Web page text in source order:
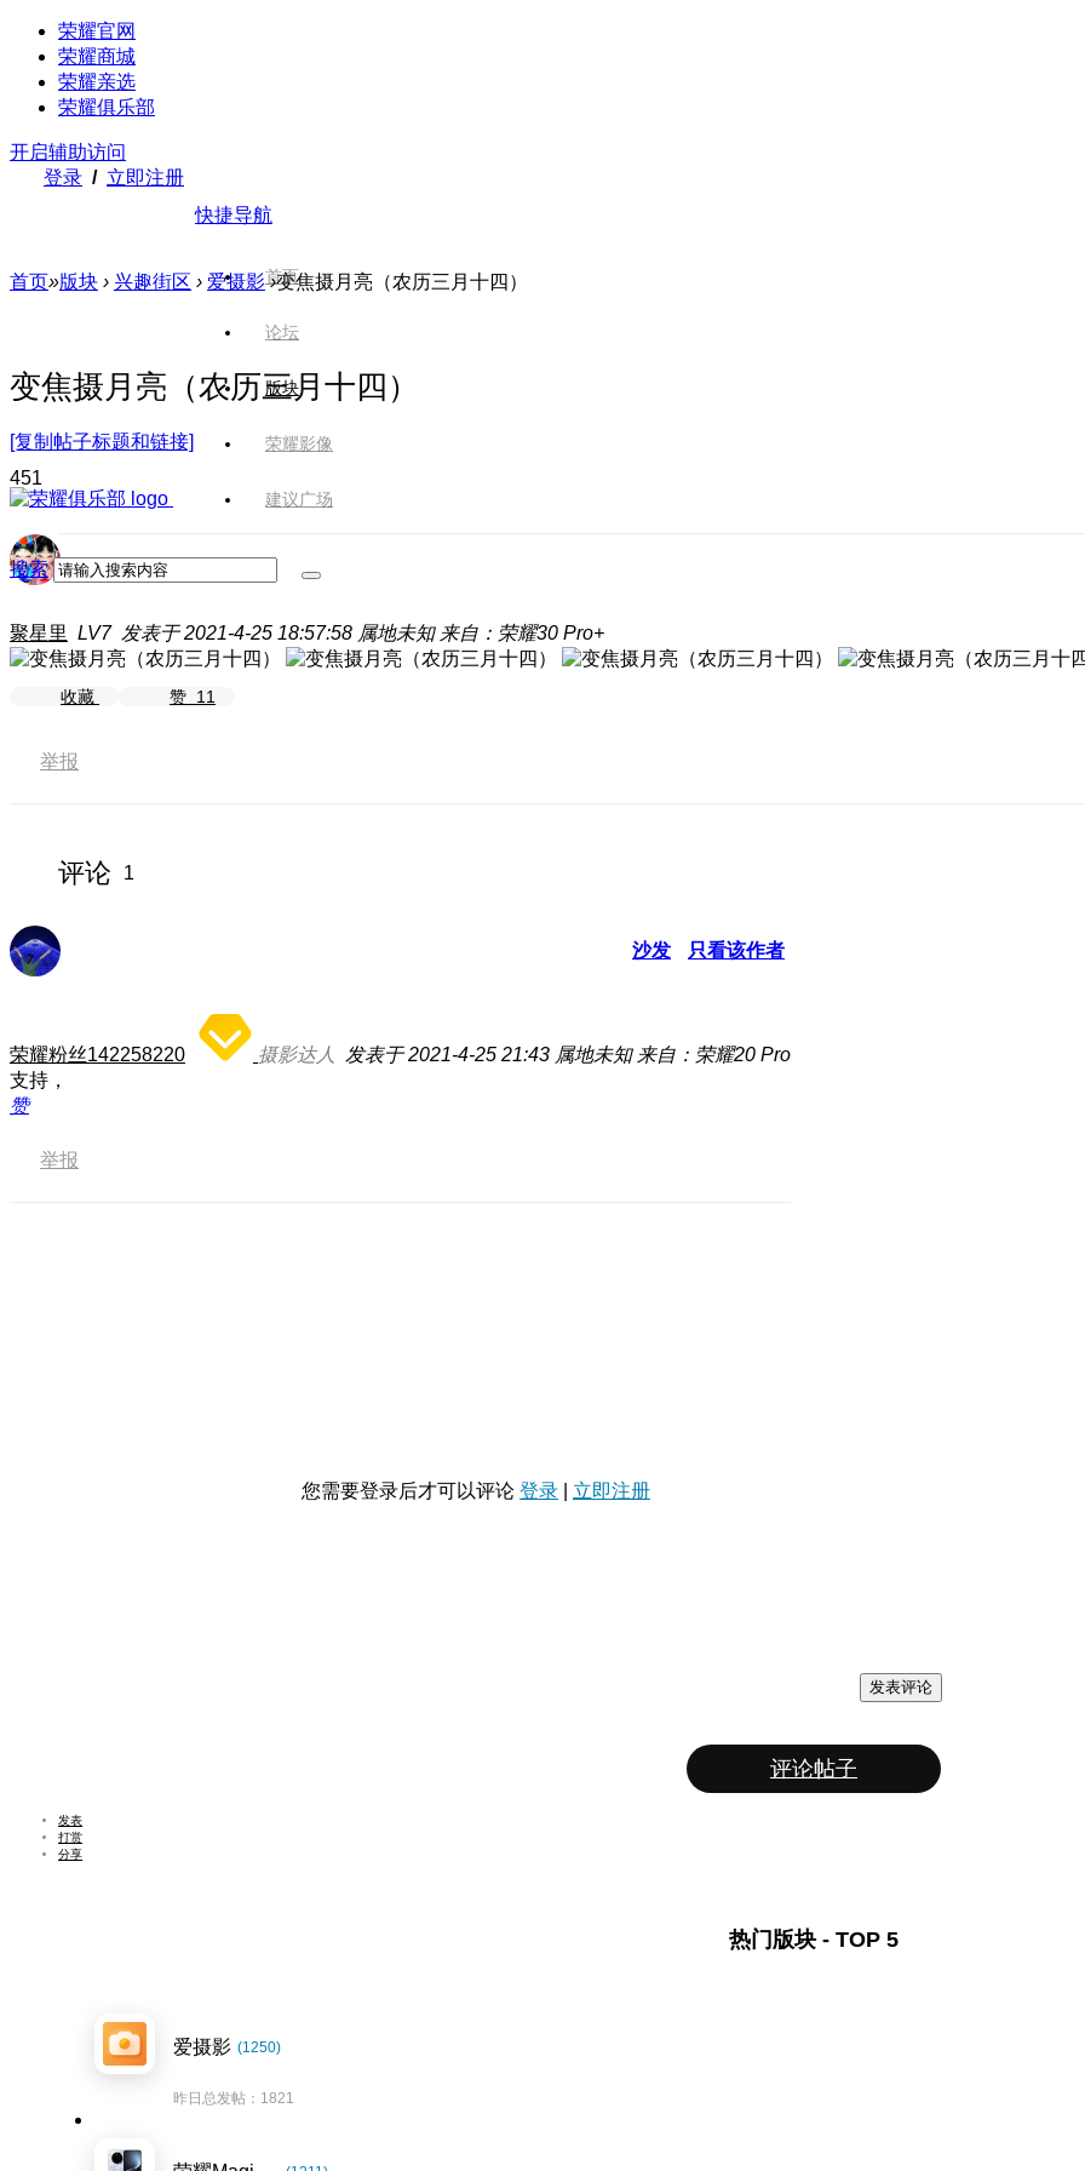
荣耀官网
荣耀商城
荣耀亲选
荣耀俱乐部
开启辅助访问
登录 / 立即注册
快捷导航
首页
论坛
版块
荣耀影像
建议广场
搜索
首页»版块 › 兴趣街区 › 爱摄影 ›变焦摄月亮（农历三月十四）
变焦摄月亮（农历三月十四）
[复制帖子标题和链接]
451
聚星里 LV7 发表于 2021-4-25 18:57:58 属地未知 来自：荣耀30 Pro+
收藏 赞 11
举报
评论 1
沙发 只看该作者
荣耀粉丝142258220 摄影达人 发表于 2021-4-25 21:43 属地未知 来自：荣耀20 Pro
支持，
赞
举报
您需要登录后才可以评论 登录 立即注册
发表评论
评论帖子
发表
打赏
分享
热门版块 - TOP 5
爱摄影 (1250)
昨日总发帖：1821